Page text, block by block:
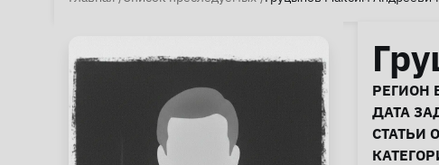
РЕГИОН
ДАТА
СТАТЬИ